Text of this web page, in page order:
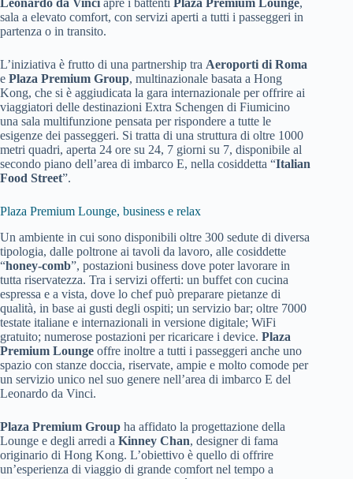
Leonardo da Vinci apre i battenti Plaza Premium Lounge,
sala a elevato comfort, con servizi aperti a tutti i passeggeri in
partenza o in transito.
L’iniziativa è frutto di una partnership tra Aeroporti di Roma
e Plaza Premium Group, multinazionale basata a Hong
Kong, che si è aggiudicata la gara internazionale per offrire ai
viaggiatori delle destinazioni Extra Schengen di Fiumicino
una sala multifunzione pensata per rispondere a tutte le
esigenze dei passeggeri. Si tratta di una struttura di oltre 1000
metri quadri, aperta 24 ore su 24, 7 giorni su 7, disponibile al
secondo piano dell’area di imbarco E, nella cosiddetta “Italian
Food Street”.
Plaza Premium Lounge, business e relax
Un ambiente in cui sono disponibili oltre 300 sedute di diversa
tipologia, dalle poltrone ai tavoli da lavoro, alle cosiddette
“honey-comb”, postazioni business dove poter lavorare in
tutta riservatezza. Tra i servizi offerti: un buffet con cucina
espressa e a vista, dove lo chef può preparare pietanze di
qualità, in base ai gusti degli ospiti; un servizio bar; oltre 7000
testate italiane e internazionali in versione digitale; WiFi
gratuito; numerose postazioni per ricaricare i device. Plaza
Premium Lounge offre inoltre a tutti i passeggeri anche uno
spazio con stanze doccia, riservate, ampie e molto comode per
un servizio unico nel suo genere nell’area di imbarco E del
Leonardo da Vinci.
Plaza Premium Group ha affidato la progettazione della
Lounge e degli arredi a Kinney Chan, designer di fama
originario di Hong Kong. L’obiettivo è quello di offrire
un’esperienza di viaggio di grande comfort nel tempo a